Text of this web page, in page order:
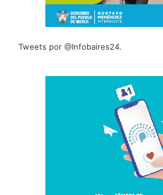
Tweets por @Infobaires24.